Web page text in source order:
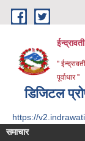
Skip to main content
''
पूर्वाधार ''
डिजिटल
https://
समाचार